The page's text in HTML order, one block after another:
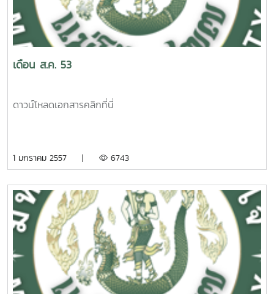
เดือน ส.ค. 53
ดาวน์โหลดเอกสารคลิกที่นี่
1 มกราคม 2557 | 6743